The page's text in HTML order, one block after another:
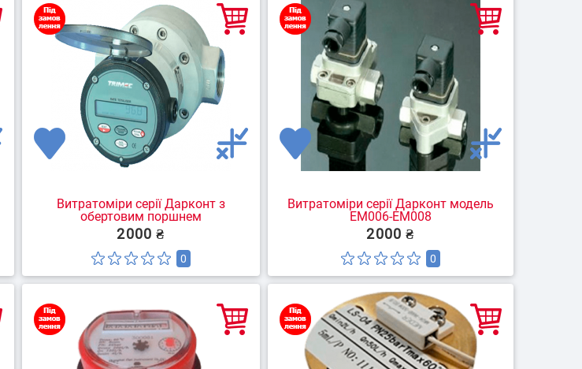
Витратоміри серії Дарконт з
обертовим поршнем
2000 ₴
0
Витратоміри серії Дарконт модель
ЕМ006-ЕМ008
2000 ₴
0